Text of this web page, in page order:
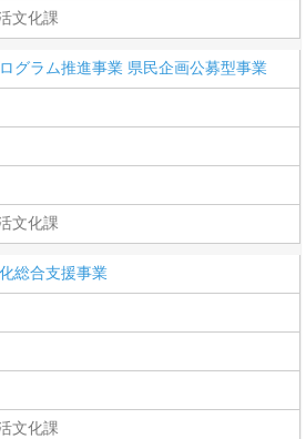
文化課
グラム推進事業 県民企画公募型事業
文化課
総合支援事業
文化課